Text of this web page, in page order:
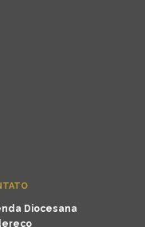
Diocesana